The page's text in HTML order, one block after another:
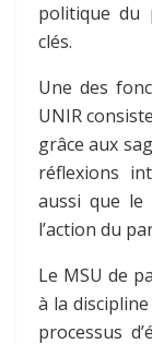
politique du
clés.
Une des
UNIR
grâce aux
réflexions
aussi que le
l’action du
Le MSU de
à la
processus